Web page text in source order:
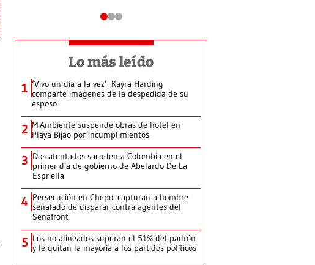
Lo más leído
1 ‘Vivo un día a la vez’: Kayra Harding
comparte imágenes de la despedida de su
esposo
2 MiAmbiente suspende obras de hotel en
Playa Bijao por incumplimientos
3 Dos atentados sacuden a Colombia en el
primer día de gobierno de Abelardo De La
Espriella
4 Persecución en Chepo: capturan a hombre
señalado de disparar contra agentes del
Senafront
5 Los no alineados superan el 51% del padrón
y le quitan la mayoría a los partidos políticos